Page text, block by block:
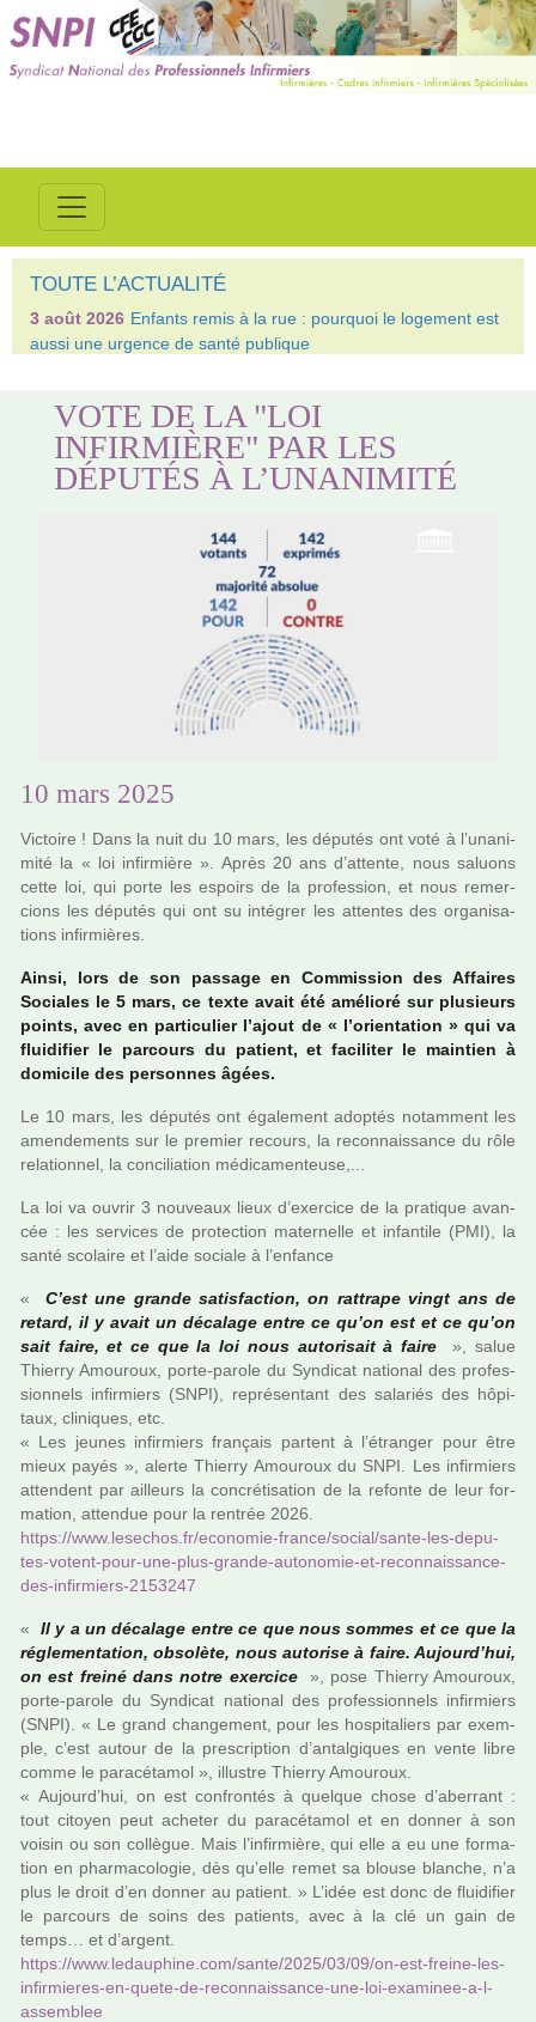
TOUTE L’ACTUALITÉ
3 août 2026 Enfants remis à la rue : pourquoi le logement est
aussi une urgence de santé publique
VOTE DE LA "LOI
INFIRMIÈRE" PAR LES
DÉPUTÉS À L’UNANIMITÉ
10 mars 2025
Victoire ! Dans la nuit du 10 mars, les dépu­tés ont voté à l’una­ni­
mité la « loi infir­mière ». Après 20 ans d’attente, nous saluons
cette loi, qui porte les espoirs de la pro­fes­sion, et nous remer­
cions les dépu­tés qui ont su inté­grer les atten­tes des orga­ni­sa­
tions infir­miè­res.
Ainsi, lors de son pas­sage en Commission des Affaires
Sociales le 5 mars, ce texte avait été amé­lioré sur plu­sieurs
points, avec en par­ti­cu­lier l’ajout de « l’orien­ta­tion » qui va
flui­di­fier le par­cours du patient, et faci­li­ter le main­tien à
domi­cile des per­son­nes âgées.
Le 10 mars, les dépu­tés ont également adop­tés notam­ment les
amen­de­ments sur le pre­mier recours, la reconnais­sance du rôle
rela­tion­nel, la conci­lia­tion médi­ca­men­teuse,...
La loi va ouvrir 3 nou­veaux lieux d’exer­cice de la pra­ti­que avan­
cée : les ser­vi­ces de pro­tec­tion mater­nelle et infan­tile (PMI), la
santé sco­laire et l’aide sociale à l’enfance
«
C’est une grande satis­fac­tion, on rat­trape vingt ans de
retard, il y avait un déca­lage entre ce qu’on est et ce qu’on
sait faire, et ce que la loi nous auto­ri­sait à faire
», salue
Thierry Amouroux, porte-parole du Syndicat natio­nal des pro­fes­
sion­nels infir­miers (SNPI), repré­sen­tant des sala­riés des hôpi­
taux, cli­ni­ques, etc.
« Les jeunes infir­miers fran­çais par­tent à l’étranger pour être
mieux payés », alerte Thierry Amouroux du SNPI. Les infir­miers
atten­dent par ailleurs la concré­ti­sa­tion de la refonte de leur for­
ma­tion, atten­due pour la ren­trée 2026.
https://www.lese­chos.fr/eco­no­mie-france/social/sante-les-depu­
tes-votent-pour-une-plus-grande-auto­no­mie-et-reconnais­sance-
des-infir­miers-2153247
«
Il y a un déca­lage entre ce que nous sommes et ce que la
régle­men­ta­tion, obso­lète, nous auto­rise à faire. Aujourd’hui,
on est freiné dans notre exer­cice
», pose Thierry Amouroux,
porte-parole du Syndicat natio­nal des pro­fes­sion­nels infir­miers
(SNPI). « Le grand chan­ge­ment, pour les hos­pi­ta­liers par exem­
ple, c’est autour de la pres­crip­tion d’antal­gi­ques en vente libre
comme le para­cé­ta­mol », illus­tre Thierry Amouroux.
« Aujourd’hui, on est confron­tés à quel­que chose d’aber­rant :
tout citoyen peut ache­ter du para­cé­ta­mol et en donner à son
voisin ou son col­lè­gue. Mais l’infir­mière, qui elle a eu une for­ma­
tion en phar­ma­co­lo­gie, dès qu’elle remet sa blouse blan­che, n’a
plus le droit d’en donner au patient. » L’idée est donc de flui­di­fier
le par­cours de soins des patients, avec à la clé un gain de
temps… et d’argent.
https://www.ledau­phine.com/sante/2025/03/09/on-est-freine-les-
infir­mie­res-en-quete-de-reconnais­sance-une-loi-exa­mi­nee-a-l-
assem­blee